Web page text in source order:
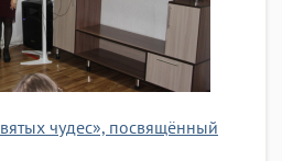
чудес», посвящённый